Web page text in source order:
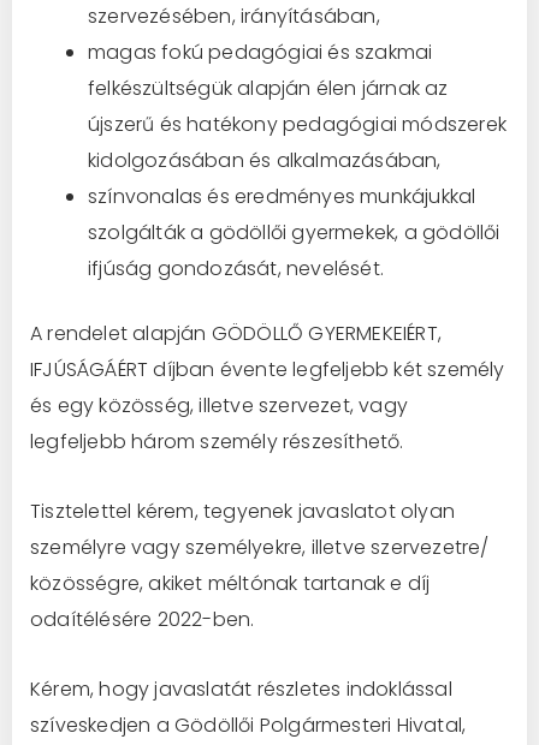
szervezésében, irányításában,
magas fokú pedagógiai és szakmai
felkészültségük alapján élen járnak az
újszerű és hatékony pedagógiai módszerek
kidolgozásában és alkalmazásában,
színvonalas és eredményes munkájukkal
szolgálták a gödöllői gyermekek, a gödöllői
ifjúság gondozását, nevelését.
A rendelet alapján GÖDÖLLŐ GYERMEKEIÉRT,
IFJÚSÁGÁÉRT díjban évente legfeljebb két személy
és egy közösség, illetve szervezet, vagy
legfeljebb három személy részesíthető.
Tisztelettel kérem, tegyenek javaslatot olyan
személyre vagy személyekre, illetve szervezetre/
közösségre, akiket méltónak tartanak e díj
odaítélésére 2022-ben.
Kérem, hogy javaslatát részletes indoklással
szíveskedjen a Gödöllői Polgármesteri Hivatal,